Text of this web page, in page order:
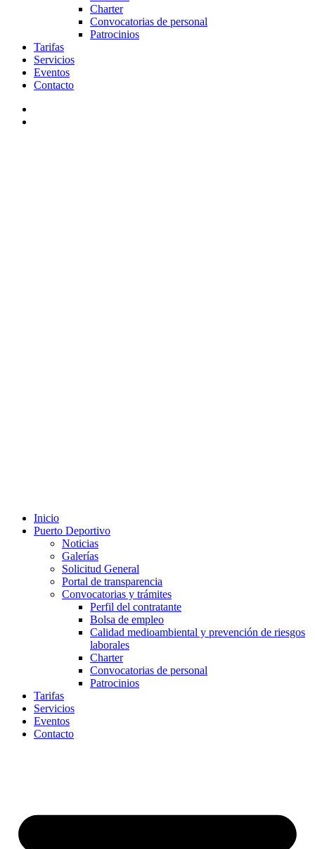
Charter
Convocatorias de personal
Patrocinios
Tarifas
Servicios
Eventos
Contacto
Inicio
Puerto Deportivo
Noticias
Galerías
Solicitud General
Portal de transparencia
Convocatorias y trámites
Perfil del contratante
Bolsa de empleo
Calidad medioambiental y prevención de riesgos
laborales
Charter
Convocatorias de personal
Patrocinios
Tarifas
Servicios
Eventos
Contacto